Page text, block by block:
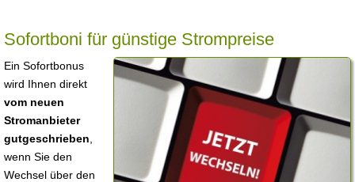
Sofortboni für günstige Strompreise
Ein Sofortbonus
wird Ihnen direkt
vom neuen
Stromanbieter
gutgeschrieben
wenn Sie den
Wechsel über den